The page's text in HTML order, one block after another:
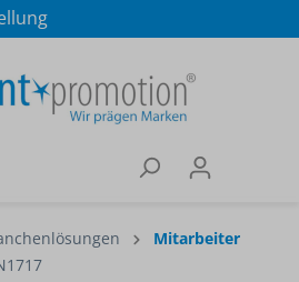
040 / 570 18 25 70
Mitarbeiter